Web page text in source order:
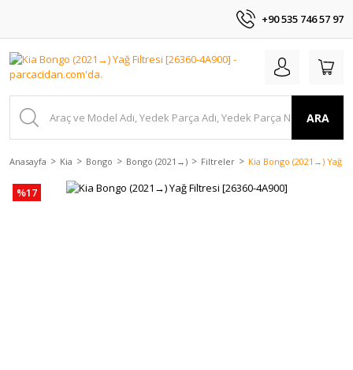
+90 535 746 57 97
ARA
Anasayfa Kia Bongo Bongo (2021→) Filtreler Kia Bongo (2021→) Yağ
%17